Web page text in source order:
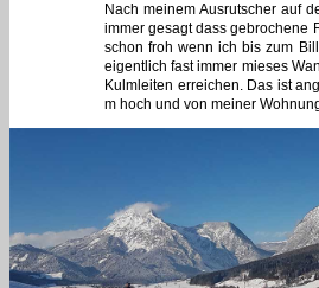
Nach meinem Ausrutscher auf
immer gesagt dass gebrochene
schon froh wenn ich bis zum
eigentlich fast immer mieses
Kulmleiten erreichen. Das ist
m hoch und von meiner